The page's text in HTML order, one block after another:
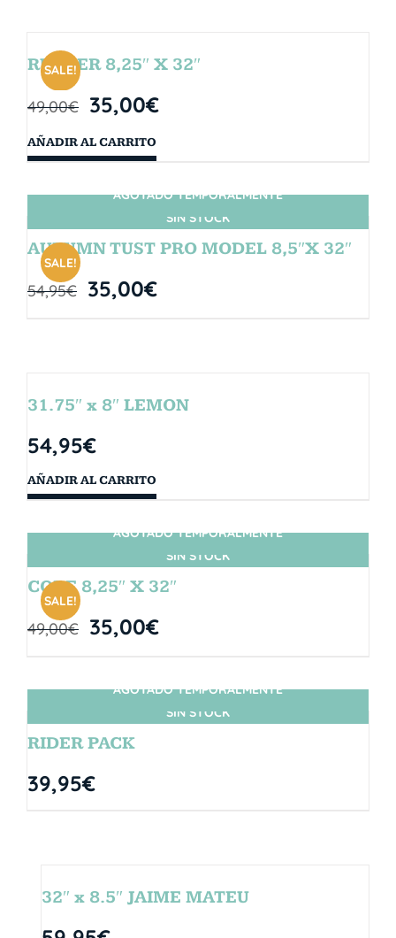
SALE!
RUBBER 8,25″ X 32″
49,00€ 35,00€
AÑADIR AL CARRITO
SIN STOCK
SALE!
AGOTADO TEMPORALMENTE
AUTUMN TUST PRO MODEL 8,5″X 32″
54,95€ 35,00€
31.75″ x 8″ LEMON
54,95€
AÑADIR AL CARRITO
SIN STOCK
SALE!
AGOTADO TEMPORALMENTE
CORE 8,25″ X 32″
49,00€ 35,00€
SIN STOCK
AGOTADO TEMPORALMENTE
RIDER PACK
39,95€
32″ x 8.5″ JAIME MATEU